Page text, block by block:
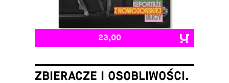
23,00
ZBIERACZE I OSOBLIWOŚCI.